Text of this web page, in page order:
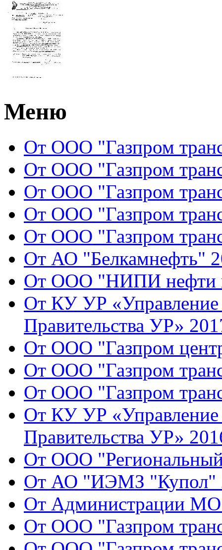
Меню
От ООО "Газпром
От ООО "Газпром
От ООО "Газпром
От ООО "Газпром
От ООО "Газпром
От АО "Белкамнефть"
От ООО "НИПИ нефти
От КУ УР «Управление
Правительства УР»
От ООО "Газпром
От ООО "Газпром
От ООО "Газпром
От КУ УР «Управление
Правительства УР»
От ООО
От АО "ИЭМЗ "Купол"
От Администрации МО
От ООО "Газпром